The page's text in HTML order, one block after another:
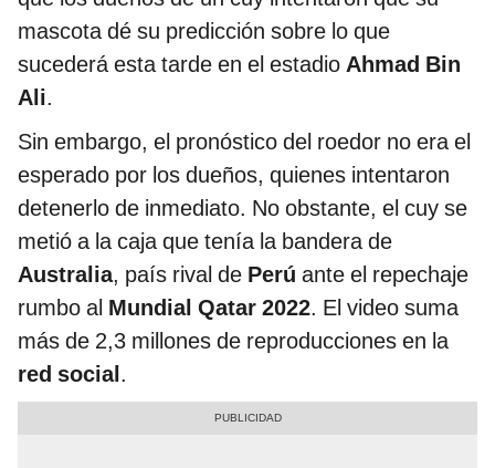
mascota dé su predicción sobre lo que
sucederá esta tarde en el estadio Ahmad Bin
Ali.
Sin embargo, el pronóstico del roedor no era el
esperado por los dueños, quienes intentaron
detenerlo de inmediato. No obstante, el cuy se
metió a la caja que tenía la bandera de
Australia, país rival de Perú ante el repechaje
rumbo al Mundial Qatar 2022. El video suma
más de 2,3 millones de reproducciones en la
red social.